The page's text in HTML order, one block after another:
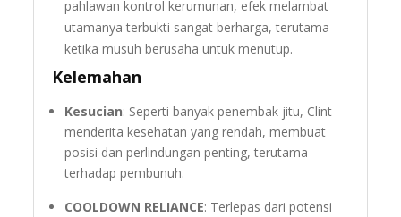
pahlawan kontrol kerumunan, efek melambat
utamanya terbukti sangat berharga, terutama
ketika musuh berusaha untuk menutup.
Kelemahan
Kesucian: Seperti banyak penembak jitu, Clint
menderita kesehatan yang rendah, membuat
posisi dan perlindungan penting, terutama
terhadap pembunuh.
COOLDOWN RELIANCE: Terlepas dari potensi